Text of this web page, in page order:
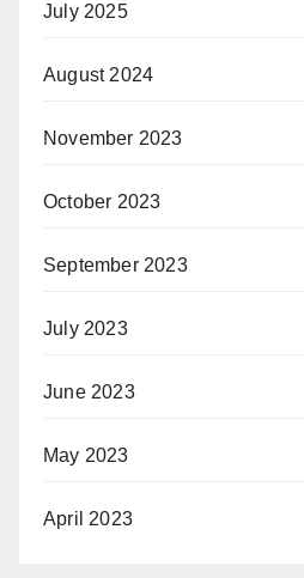
July 2025
August 2024
November 2023
October 2023
September 2023
July 2023
June 2023
May 2023
April 2023